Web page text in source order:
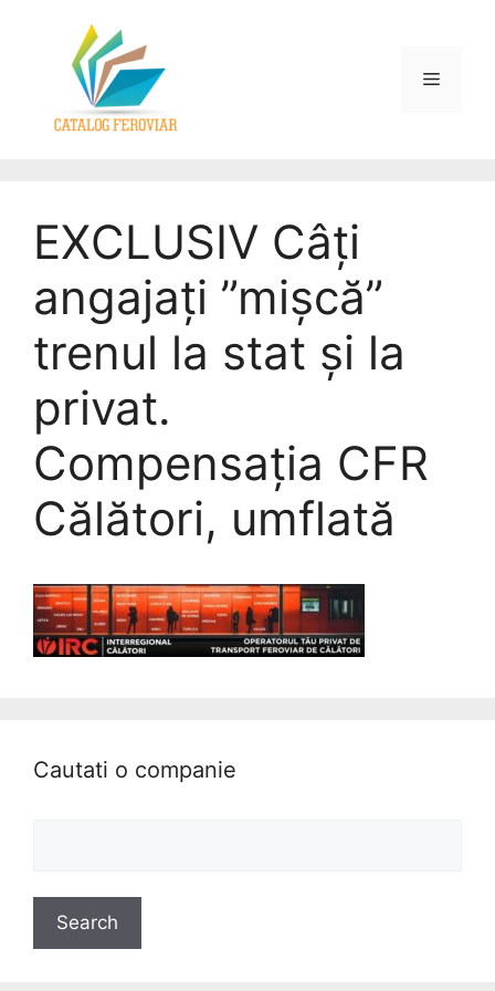
EXCLUSIV Câți
angajați ”mișcă”
trenul la stat și la
privat.
Compensația CFR
Călători, umflată
Cautati o companie